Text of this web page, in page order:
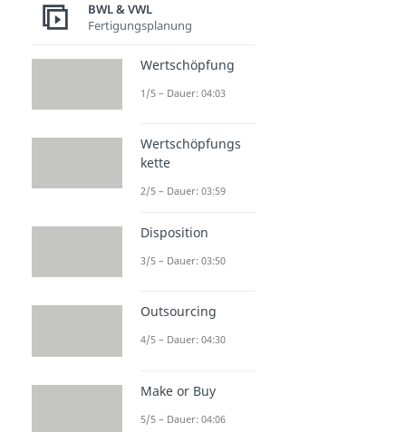
BWL & VWL
Fertigungsplanung
Wertschöpfung
1/5 – Dauer: 04:03
Wertschöpfungs
kette
2/5 – Dauer: 03:59
Disposition
3/5 – Dauer: 03:50
Outsourcing
4/5 – Dauer: 04:30
Make or Buy
5/5 – Dauer: 04:06